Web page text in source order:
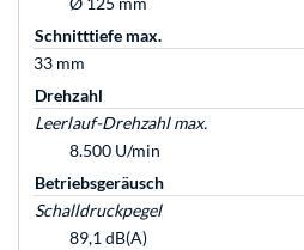
Schnitttiefe max.
33 mm
Drehzahl
Leerlauf-Drehzahl max.
8.500 U/min
Betriebsgeräusch
Schalldruckpegel
89,1 dB(A)